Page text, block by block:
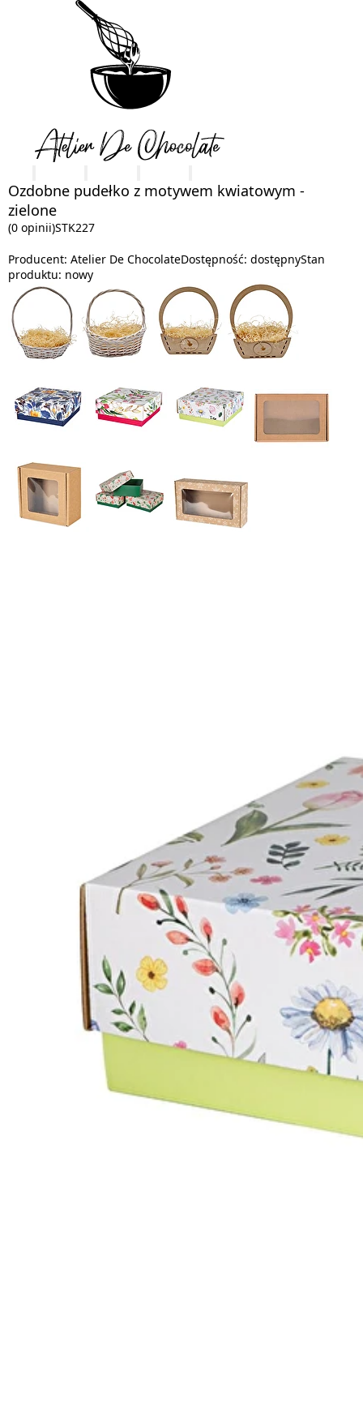
Ozdobne pudełko z motywem kwiatowym -
zielone
(0 opinii)STK227
Producent: Atelier De ChocolateDostępność: dostępnyStan
produktu: nowy